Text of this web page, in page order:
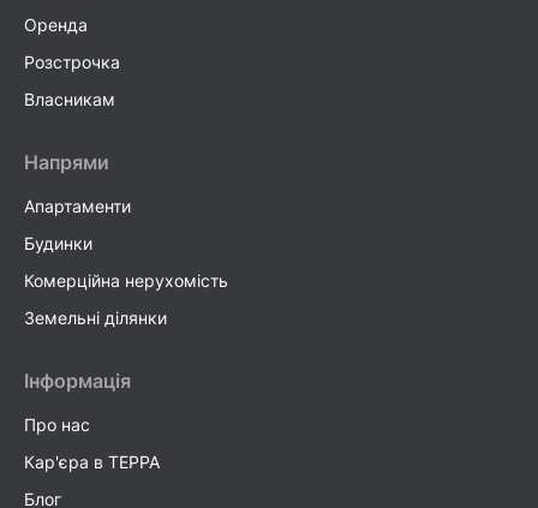
Оренда
Розстрочка
Власникам
Напрями
Апартаменти
Будинки
Комерційна нерухомість
Земельні ділянки
Інформація
Про нас
Кар'єра в TEPPA
Блог